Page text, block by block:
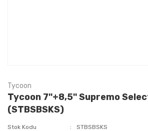
Tycoon
Tycoon 7''+8,5'' Supremo
(STBSBSKS)
Stok Kodu
STBSBSKS